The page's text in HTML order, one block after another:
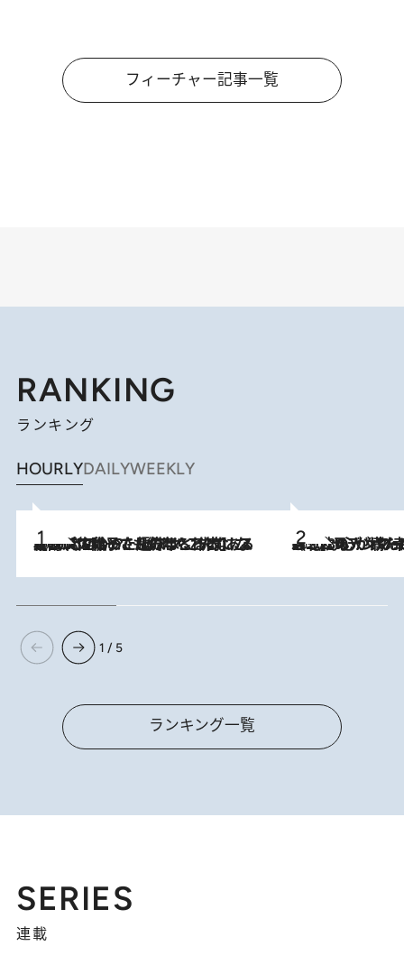
フィーチャー記事一覧
RANKING
ランキング
HOURLYDAILYWEEKLY
2026.8.5
【阿川佐和子さんの年とる力】なぜ70代で始めた趣味は“こんなに楽しい”のか？ ピアノ、俳句…スランプに陥っても続けられる“ある秘訣”とは 2026.8.8
《北欧の人々の幸福度が高いのは…》元デンマーク親善大使が出会った“心が満たされる暮らし”「いいかげんにヒュッゲしなさい！」
1 / 5
ランキング一覧
SERIES
連載